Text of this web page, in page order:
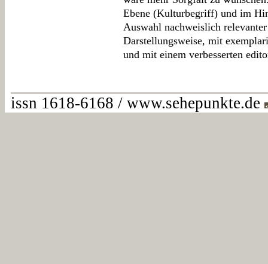
Ebene (Kulturbegriff) und im
Auswahl nachweislich
Darstellungsweise, mit
und mit einem verbesserten
issn 1618-6168 / www.sehepunkte.de